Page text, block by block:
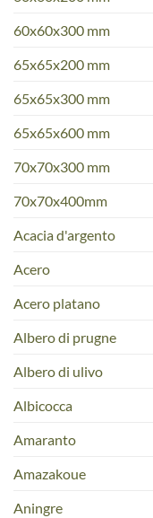
60x60x300 mm
65x65x200 mm
65x65x300 mm
65x65x600 mm
70x70x300 mm
70x70x400mm
Acacia d'argento
Acero
Acero platano
Albero di prugne
Albero di ulivo
Albicocca
Amaranto
Amazakoue
Aningre